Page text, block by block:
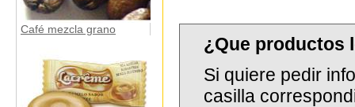
Café mezcla grano
¿Que productos
Si quiere pedir
casilla